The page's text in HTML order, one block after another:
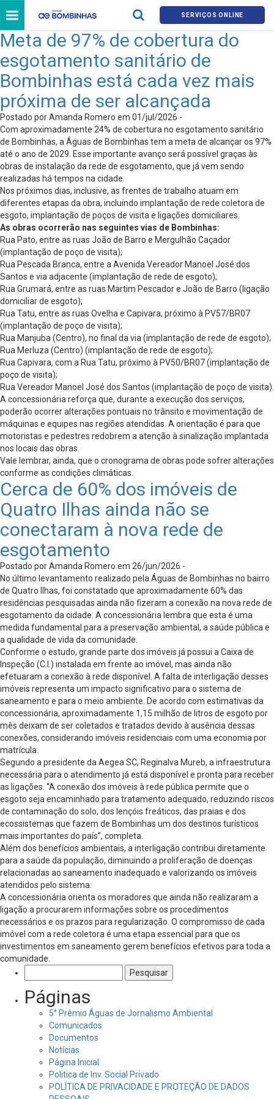
SERVIÇOS ONLINE
Meta de 97% de cobertura do
esgotamento sanitário de
Bombinhas está cada vez mais
próxima de ser alcançada
Postado por Amanda Romero em 01/jul/2026 -
Com aproximadamente 24% de cobertura no esgotamento sanitário
de Bombinhas, a Águas de Bombinhas tem a meta de alcançar os 97%
até o ano de 2029. Esse importante avanço será possível graças às
obras de instalação da rede de esgotamento, que já vem sendo
realizadas há tempos na cidade.
Nos próximos dias, inclusive, as frentes de trabalho atuam em
diferentes etapas da obra, incluindo implantação de rede coletora de
esgoto, implantação de poços de visita e ligações domiciliares.
As obras ocorrerão nas seguintes vias de Bombinhas:
Rua Pato, entre as ruas João de Barro e Mergulhão Caçador
(implantação de poço de visita);
Rua Pescada Branca, entre a Avenida Vereador Manoel José dos
Santos e via adjacente (implantação de rede de esgoto);
Rua Grumará, entre as ruas Martim Pescador e João de Barro (ligação
domiciliar de esgoto);
Rua Tatu, entre as ruas Ovelha e Capivara, próximo à PV57/BR07
(implantação de poço de visita);
Rua Manjuba (Centro), no final da via (implantação de rede de esgoto);
Rua Merluza (Centro) (implantação de rede de esgoto);
Rua Capivara, com a Rua Tatu, próximo à PV50/BR07 (implantação de
poço de visita);
Rua Vereador Manoel José dos Santos (implantação de poço de visita).
A concessionária reforça que, durante a execução dos serviços,
poderão ocorrer alterações pontuais no trânsito e movimentação de
máquinas e equipes nas regiões atendidas. A orientação é para que
motoristas e pedestres redobrem a atenção à sinalização implantada
nos locais das obras.
Vale lembrar, ainda, que o cronograma de obras pode sofrer alterações
conforme as condições climáticas.
Cerca de 60% dos imóveis de
Quatro Ilhas ainda não se
conectaram à nova rede de
esgotamento
Postado por Amanda Romero em 26/jun/2026 -
No último levantamento realizado pela Águas de Bombinhas no bairro
de Quatro Ilhas, foi constatado que aproximadamente 60% das
residências pesquisadas ainda não fizeram a conexão na nova rede de
esgotamento da cidade. A concessionária lembra que esta é uma
medida fundamental para a preservação ambiental, a saúde pública e
a qualidade de vida da comunidade.
Conforme o estudo, grande parte dos imóveis já possui a Caixa de
Inspeção (C.I.) instalada em frente ao imóvel, mas ainda não
efetuaram a conexão à rede disponível. A falta de interligação desses
imóveis representa um impacto significativo para o sistema de
saneamento e para o meio ambiente. De acordo com estimativas da
concessionária, aproximadamente 1,15 milhão de litros de esgoto por
mês deixam de ser coletados e tratados devido à ausência dessas
conexões, considerando imóveis residenciais com uma economia por
matrícula.
Segundo a presidente da Aegea SC, Reginalva Mureb, a infraestrutura
necessária para o atendimento já está disponível e pronta para receber
as ligações. “A conexão dos imóveis à rede pública permite que o
esgoto seja encaminhado para tratamento adequado, reduzindo riscos
de contaminação do solo, dos lençóis freáticos, das praias e dos
ecossistemas que fazem de Bombinhas um dos destinos turísticos
mais importantes do país”, completa.
Além dos benefícios ambientais, a interligação contribui diretamente
para a saúde da população, diminuindo a proliferação de doenças
relacionadas ao saneamento inadequado e valorizando os imóveis
atendidos pelo sistema.
A concessionária orienta os moradores que ainda não realizaram a
ligação a procurarem informações sobre os procedimentos
necessários e os prazos para regularização. O compromisso de cada
imóvel com a rede coletora é uma etapa essencial para que os
investimentos em saneamento gerem benefícios efetivos para toda a
comunidade.
por:
Páginas
5° Prêmio Águas de Jornalismo Ambiental
Comunicados
Documentos
Notícias
Página Inicial
Politica de Inv. Social Privado
POLÍTICA DE PRIVACIDADE E PROTEÇÃO DE DADOS